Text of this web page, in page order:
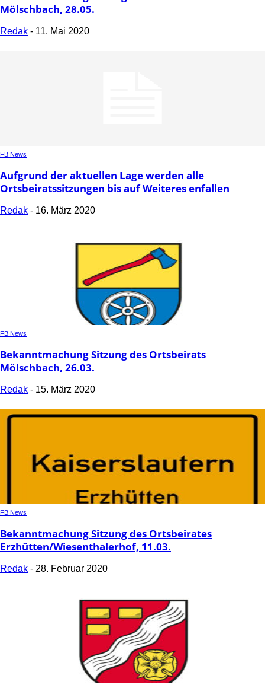
Mölschbach, 28.05.
Redak - 11. Mai 2020
FB News
Aufgrund der aktuellen Lage werden alle
Ortsbeiratssitzungen bis auf Weiteres enfallen
Redak - 16. März 2020
FB News
Bekanntmachung Sitzung des Ortsbeirats
Mölschbach, 26.03.
Redak - 15. März 2020
FB News
Bekanntmachung Sitzung des Ortsbeirates
Erzhütten/Wiesenthalerhof, 11.03.
Redak - 28. Februar 2020